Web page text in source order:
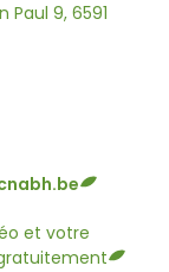
9, 6591
et votre